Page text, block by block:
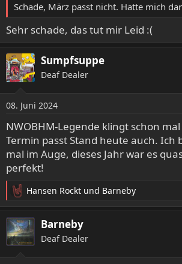
Schade, März passt nicht. Hatte mich
Sehr schade, das tut mir Leid :(
Sumpfsuppe
Deaf Dealer
08. Juni 2024
NWOBHM-Legende klingt schon
Termin passt Stand heute auch. Ich
mal im Auge, dieses Jahr war es
perfekt!
R
e
a
k
t
Hansen Rockt und Barneby
Barneby
Deaf Dealer